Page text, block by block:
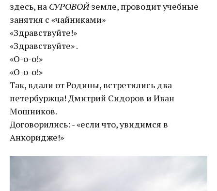
здесь, на СУРОВОЙземле, проводит учебные
занятия с «чайниками»
«Здравствуйте!»
«Здравствуйте» .
«О-о-о!»
«О-о-о!»
Так, вдали от Родины, встретились два
петербуржца! Дмитрий Сидоров и Иван
Мошников.
Договорились: - «если что, увидимся в
Анкоридже!»